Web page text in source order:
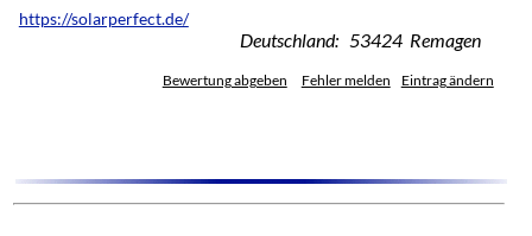
https://solarperfect.de/
Deutschland: 53424 Remagen
Bewertung abgeben Fehler melden Eintrag ändern